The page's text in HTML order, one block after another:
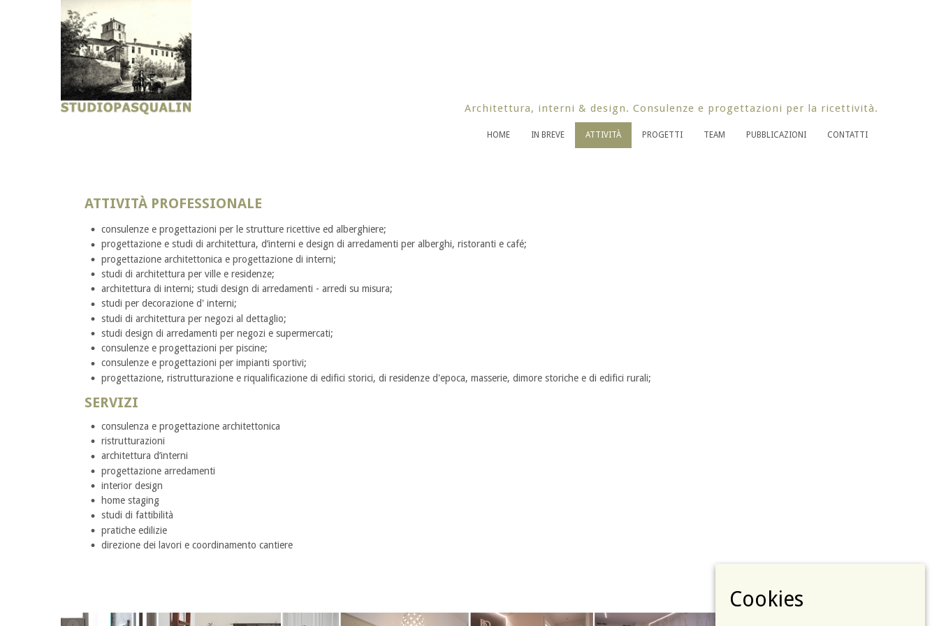
Architettura, interni & design. Consulenze e progettazioni per la ricettività.
HOME IN BREVE ATTIVITÀ PROGETTI TEAM PUBBLICAZIONI CONTATTI
ATTIVITÀ PROFESSIONALE
consulenze e progettazioni per le strutture ricettive ed alberghiere;
progettazione e studi di architettura, d’interni e design di arredamenti per alberghi, ristoranti e café;
progettazione architettonica e progettazione di interni;
studi di architettura per ville e residenze;
architettura di interni; studi design di arredamenti - arredi su misura;
studi per decorazione d' interni;
studi di architettura per negozi al dettaglio;
studi design di arredamenti per negozi e supermercati;
consulenze e progettazioni per piscine;
consulenze e progettazioni per impianti sportivi;
progettazione, ristrutturazione e riqualificazione di edifici storici, di residenze d'epoca, masserie, dimore storiche e di edifici rurali;
SERVIZI
consulenza e progettazione architettonica
ristrutturazioni
architettura d’interni
progettazione arredamenti
interior design
home staging
studi di fattibilità
pratiche edilizie
direzione dei lavori e coordinamento cantiere
Cookies